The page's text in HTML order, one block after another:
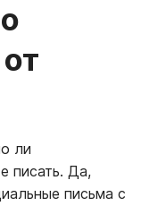
ли
писать. Да,
письма с